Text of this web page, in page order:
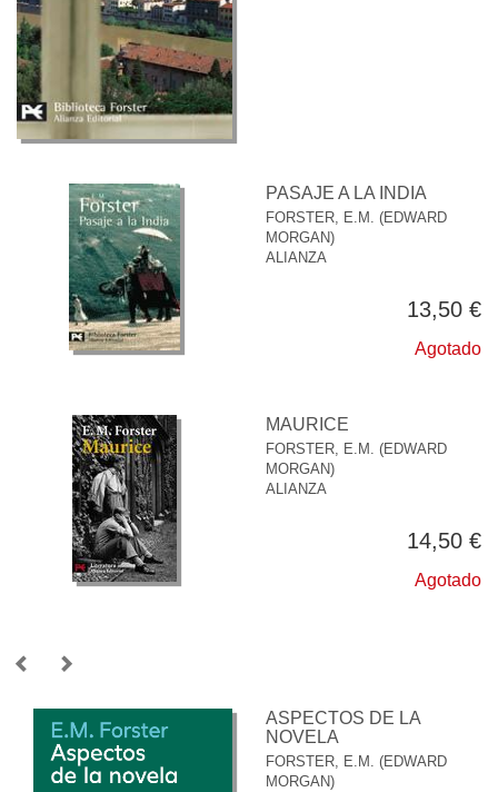
PASAJE A LA INDIA
FORSTER, E.M. (EDWARD
MORGAN)
ALIANZA
13,50 €
Agotado
MAURICE
FORSTER, E.M. (EDWARD
MORGAN)
ALIANZA
14,50 €
Agotado
ASPECTOS DE LA
NOVELA
FORSTER, E.M. (EDWARD
MORGAN)